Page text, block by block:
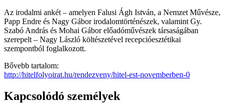
Az irodalmi ankét – amelyen Falusi Ágh István, a Nemzet Művésze,
Papp Endre és Nagy Gábor irodalomtörténészek, valamint Gy.
Szabó András és Mohai Gábor előadóművészek társaságában
szerepelt – Nagy László költészetével recepcióesztétikai
szempontból foglalkozott.
Bővebb tartalom:
http://hitelfolyoirat.hu/rendezveny/hitel-est-novemberben-0
Kapcsolódó személyek